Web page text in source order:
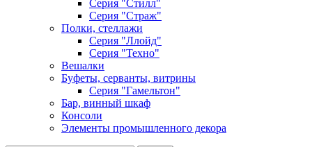
Серия "Стилл"
Серия "Страж"
Полки, стеллажи
Серия "Ллойд"
Серия "Техно"
Вешалки
Буфеты, серванты, витрины
Серия "Гамельтон"
Бар, винный шкаф
Консоли
Элементы промышленного декора